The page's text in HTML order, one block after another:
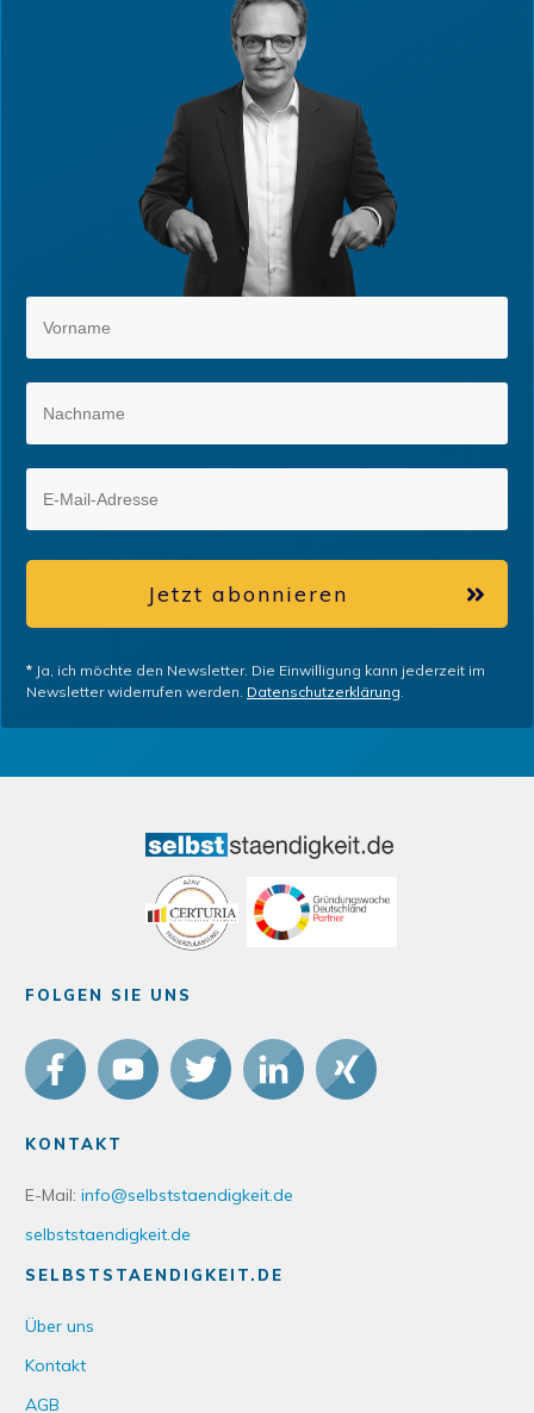
Jetzt abonnieren
* Ja, ich möchte den Newsletter. Die Einwilligung kann jederzeit im
Newsletter widerrufen werden. Datenschutzerklärung.
FOLGEN SIE UNS
KONTAKT
E-Mail: info@selbststaendigkeit.de
selbststaendigkeit.de
SELBSTSTAENDIGKEIT.DE
Über uns
Kontakt
AGB